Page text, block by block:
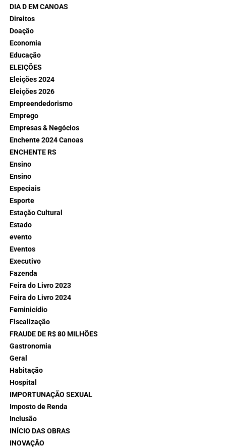
DIA D EM CANOAS
Direitos
Doação
Economia
Educação
ELEIÇÕES
Eleições 2024
Eleições 2026
Empreendedorismo
Emprego
Empresas & Negócios
Enchente 2024 Canoas
ENCHENTE RS
Ensino
Ensino
Especiais
Esporte
Estação Cultural
Estado
evento
Eventos
Executivo
Fazenda
Feira do Livro 2023
Feira do Livro 2024
Feminicídio
Fiscalização
FRAUDE DE R$ 80 MILHÕES
Gastronomia
Geral
Habitação
Hospital
IMPORTUNAÇÃO SEXUAL
Imposto de Renda
Inclusão
INÍCIO DAS OBRAS
INOVAÇÃO